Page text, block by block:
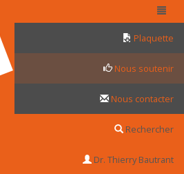
Plaquette
Nous soutenir
Nous contacter
Rechercher
Dr. Thierry Bautrant